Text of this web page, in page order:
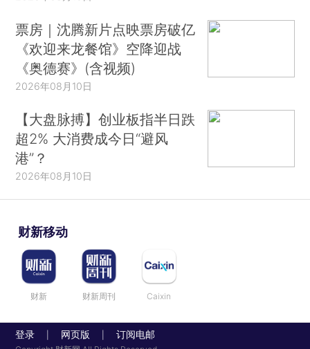
票房｜沈腾新片点映票房破亿
《欢迎来龙餐馆》空降迎战
《奥德赛》(含视频)
2026年08月10日
【大盘脉搏】创业板指半日跌
超2% 大消费成今日“避风
港”？
2026年08月10日
财新移动
财新 财新周刊 Caixin
登录 网页版 订阅电邮